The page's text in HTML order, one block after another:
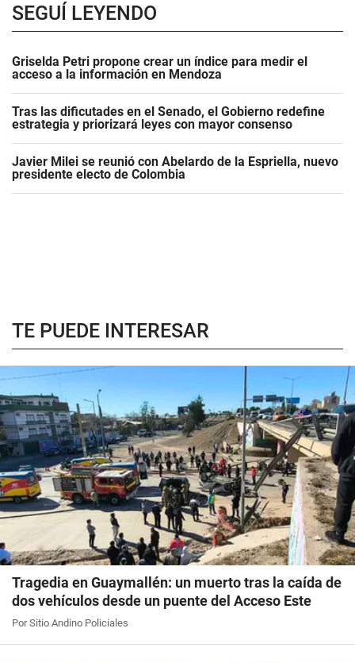
SEGUÍ LEYENDO
Griselda Petri propone crear un índice para medir el
acceso a la información en Mendoza
Tras las dificutades en el Senado, el Gobierno redefine
estrategia y priorizará leyes con mayor consenso
Javier Milei se reunió con Abelardo de la Espriella, nuevo
presidente electo de Colombia
TE PUEDE INTERESAR
Tragedia en Guaymallén: un muerto tras la caída de
dos vehículos desde un puente del Acceso Este
Por Sitio Andino Policiales